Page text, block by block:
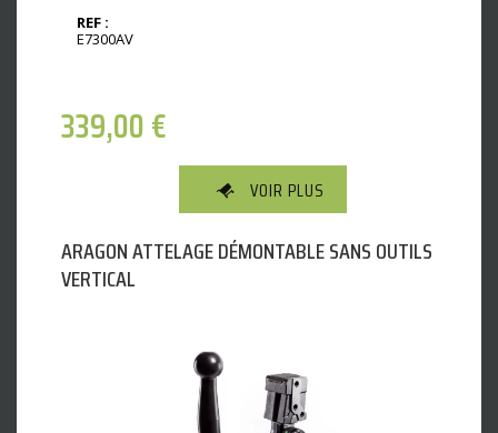
REF :
E7300AV
339,00€
VOIR PLUS
ARAGON ATTELAGE DÉMONTABLE SANS OUTILS
VERTICAL